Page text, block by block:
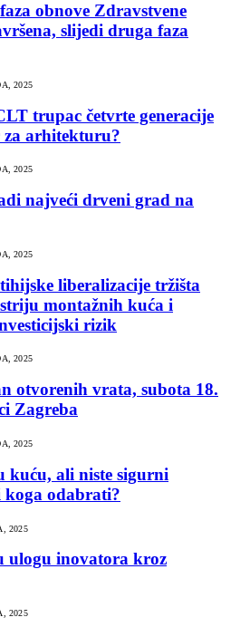
obnove Zdravstvene
slijedi druga faza
2025
trupac četvrte generacije
arhitekturu?
2025
najveći drveni grad na
2025
liberalizacije tržišta
montažnih kuća i
rizik
2025
otvorenih vrata, subota 18.
Zagreba
2025
kuću, ali niste sigurni
odabrati?
2025
ulogu inovatora kroz
2025